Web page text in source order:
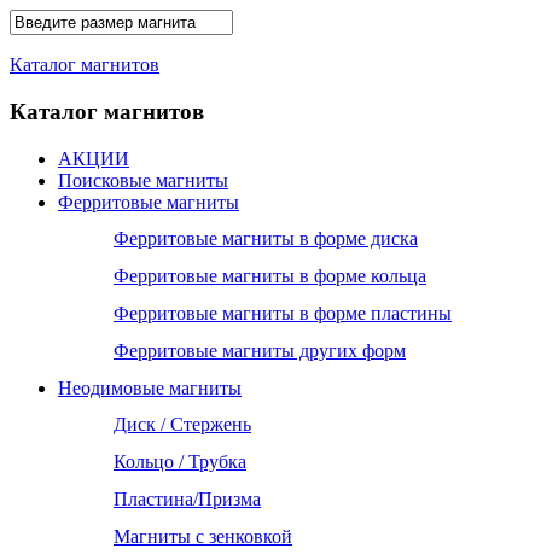
Каталог магнитов
Каталог магнитов
АКЦИИ
Поисковые магниты
Ферритовые магниты
Ферритовые магниты в форме диска
Ферритовые магниты в форме кольца
Ферритовые магниты в форме пластины
Ферритовые магниты других форм
Неодимовые магниты
Диск / Стержень
Кольцо / Трубка
Пластина/Призма
Магниты с зенковкой